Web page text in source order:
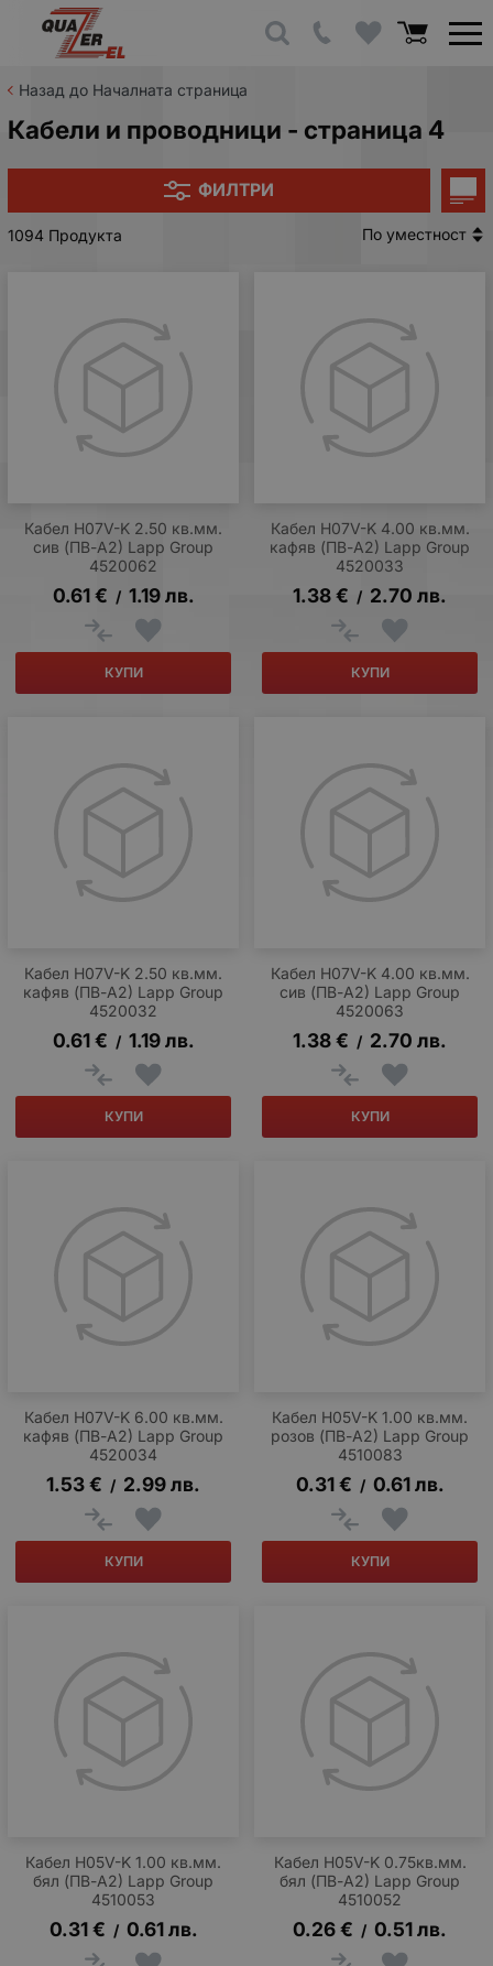
Назад до Началната страница
Кабели и проводници - страница 4
ФИЛТРИ
1094 Продукта По уместност
Кабел H07V-K 2.50 кв.мм.
сив (ПВ-А2) Lapp Group
4520062
0.61 € / 1.19 лв.
КУПИ
Кабел H07V-K 4.00 кв.мм.
кафяв (ПВ-А2) Lapp Group
4520033
1.38€ / 2.70 лв.
КУПИ
Кабел H07V-K 2.50 кв.мм.
кафяв (ПВ-А2) Lapp Group
4520032
0.61 € / 1.19 лв.
КУПИ
Кабел H07V-K 4.00 кв.мм.
сив (ПВ-А2) Lapp Group
4520063
1.38€ / 2.70 лв.
КУПИ
Кабел H07V-K 6.00 кв.мм.
кафяв (ПВ-А2) Lapp Group
4520034
1.53€ / 2.99лв.
КУПИ
Кабел H05V-K 1.00 кв.мм.
розов (ПВ-А2) Lapp Group
4510083
0.31 € / 0.61 лв.
КУПИ
Кабел H05V-K 1.00 кв.мм.
бял (ПВ-А2) Lapp Group
4510053
0.31 € / 0.61 лв.
Кабел H05V-K 0.75кв.мм.
бял (ПВ-А2) Lapp Group
4510052
0.26€ / 0.51лв.